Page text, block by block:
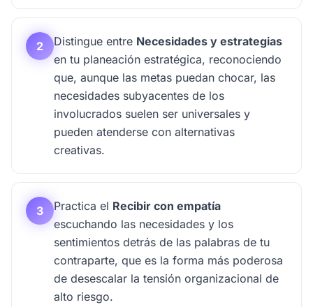
2 Distingue entre Necesidades y estrategias
en tu planeación estratégica, reconociendo
que, aunque las metas puedan chocar, las
necesidades subyacentes de los
involucrados suelen ser universales y
pueden atenderse con alternativas
creativas.
3 Practica el Recibir con empatía
escuchando las necesidades y los
sentimientos detrás de las palabras de tu
contraparte, que es la forma más poderosa
de desescalar la tensión organizacional de
alto riesgo.